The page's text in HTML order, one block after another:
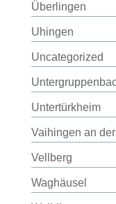
Überlingen
Uhingen
Uncategorized
Untertürkheim
Vaihingen an
Vellberg
Waghäusel